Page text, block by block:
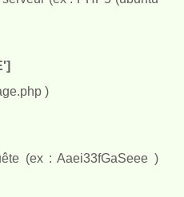
)
(ex : Aaei33fGaSeee )